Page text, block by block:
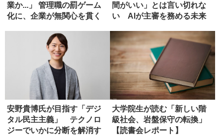
業か...」 管理職の罰ゲーム
化に、企業が無関心を貫く
間がいい」とは言い切れな
い AIが主審を務める未来
安野貴博氏が目指す「デジ
タル民主主義」 テクノロ
ジーでいかに分断を解消す
大学院生が読む「新しい階
級社会、岩盤保守の転換」
【読書会レポート】